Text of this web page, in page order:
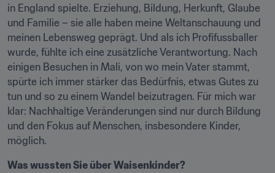
in England spielte. Erziehung, Bildung, Herkunft, Glaube
und Familie – sie alle haben meine Weltanschauung und
meinen Lebensweg geprägt. Und als ich Profifussballer
wurde, fühlte ich eine zusätzliche Verantwortung. Nach
einigen Besuchen in Mali, von wo mein Vater stammt,
spürte ich immer stärker das Bedürfnis, etwas Gutes zu
tun und so zu einem Wandel beizutragen. Für mich war
klar: Nachhaltige Veränderungen sind nur durch Bildung
und den Fokus auf Menschen, insbesondere Kinder,
möglich.
Was wussten Sie über Waisenkinder?